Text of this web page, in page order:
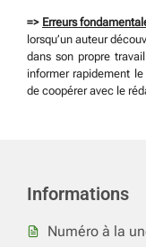
=> Erreurs
lorsqu’un auteur
dans son propre
informer rapidement
de coopérer avec le
Informations
Numéro à la